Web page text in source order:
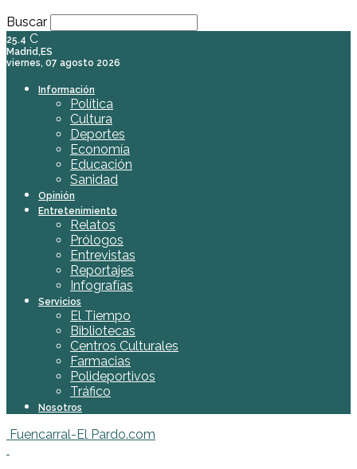
Buscar
25.4 C
Madrid,ES
viernes, 07 agosto 2026
Información
Política
Cultura
Deportes
Economía
Educación
Sanidad
Opinión
Entretenimiento
Relatos
Prólogos
Entrevistas
Reportajes
Infografías
Servicios
El Tiempo
Bibliotecas
Centros Culturales
Farmacias
Polideportivos
Tráfico
Nosotros
Fuencarral-El Pardo.com